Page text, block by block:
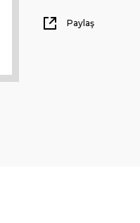
Paylaş